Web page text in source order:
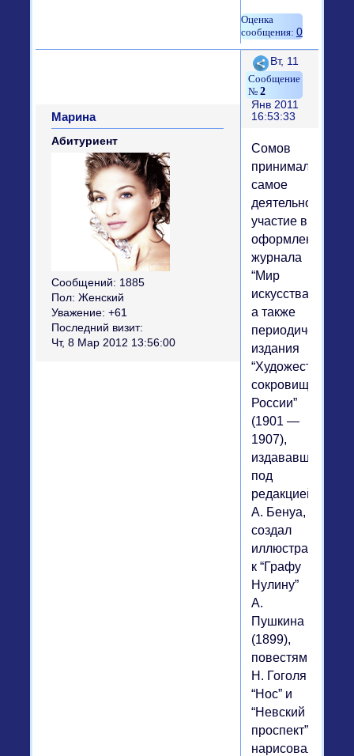
0
Поделиться
2
Вт, 11
Янв 2011
16:53:33
Марина
Абитуриент
Сообщений: 1885
Пол: Женский
Уважение: +61
Последний визит:
Чт, 8 Мар 2012 13:56:00
Сомов
принимал
самое
деятельное
участие в
оформлении
журнала
“Мир
искусства”,
а также
периодического
издания
сокровища
России”
(1901 —
1907),
издававшегося
под
редакцией
А. Бенуа,
создал
иллюстрации
к “Графу
Нулину”
А.
Пушкина
(1899),
повестям
Н. Гоголя
“Нос” и
“Невский
проспект”,
нарисовал